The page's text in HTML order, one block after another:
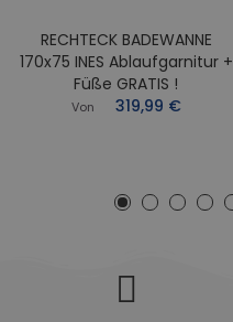
RECHTECK BADEWANNE
170x75 INES Ablaufgarnitur +
Füße GRATIS !
Von 319,99 €